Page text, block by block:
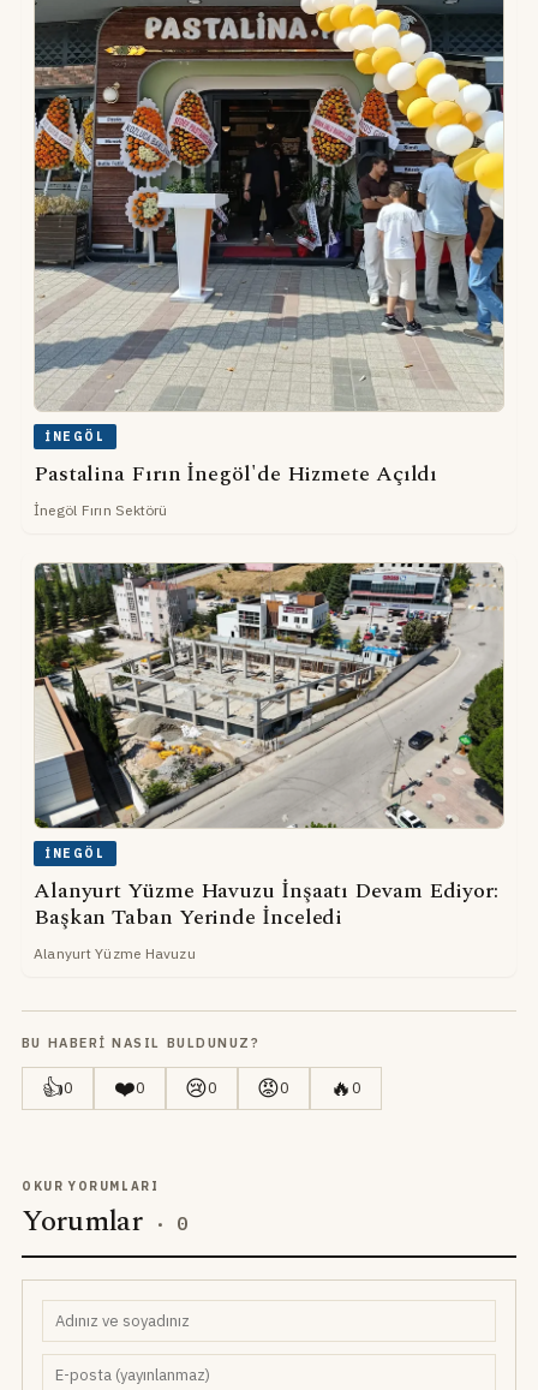
İNEGÖL
Pastalina Fırın İnegöl'de Hizmete Açıldı
İnegöl Fırın Sektörü
İNEGÖL
Alanyurt Yüzme Havuzu İnşaatı Devam Ediyor:
Başkan Taban Yerinde İnceledi
Alanyurt Yüzme Havuzu
BU HABERI NASIL BULDUNUZ?
👍0 ❤️0 😢0 😡0 🔥0
OKUR YORUMLARI
Yorumlar · 0